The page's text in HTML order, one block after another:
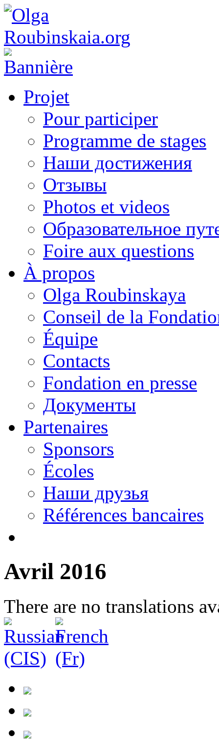
Projet
Pour participer
Programme de stages
Наши достижения
Отзывы
Photos et videos
Образовательное
Foire aux questions
À propos
Olga Roubinskaya
Conseil de la
Équipe
Contacts
Fondation en presse
Документы
Partenaires
Sponsors
Écoles
Наши друзья
Références bancaires
Avril 2016
There are no translations